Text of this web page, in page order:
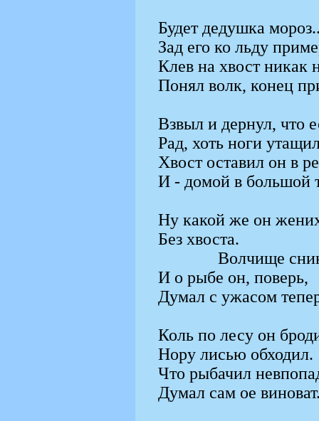
Будет дедушка
Зад его ко льду
Клев на хвост никак
Понял волк, конец
Взвыл и дернул, что
Рад, хоть ноги
Хвост оставил он в
И - домой в большой
Ну какой же он
Без хвоста.
Волчище
И о рыбе он, поверь,
Думал с ужасом
Коль по лесу он
Нору лисью обходил.
Что рыбачил
Думал сам ое